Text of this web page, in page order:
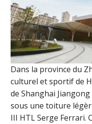
Dans la province du
culturel et sportif de
de Shanghai
sous une toiture
III HTL Serge Ferrari.